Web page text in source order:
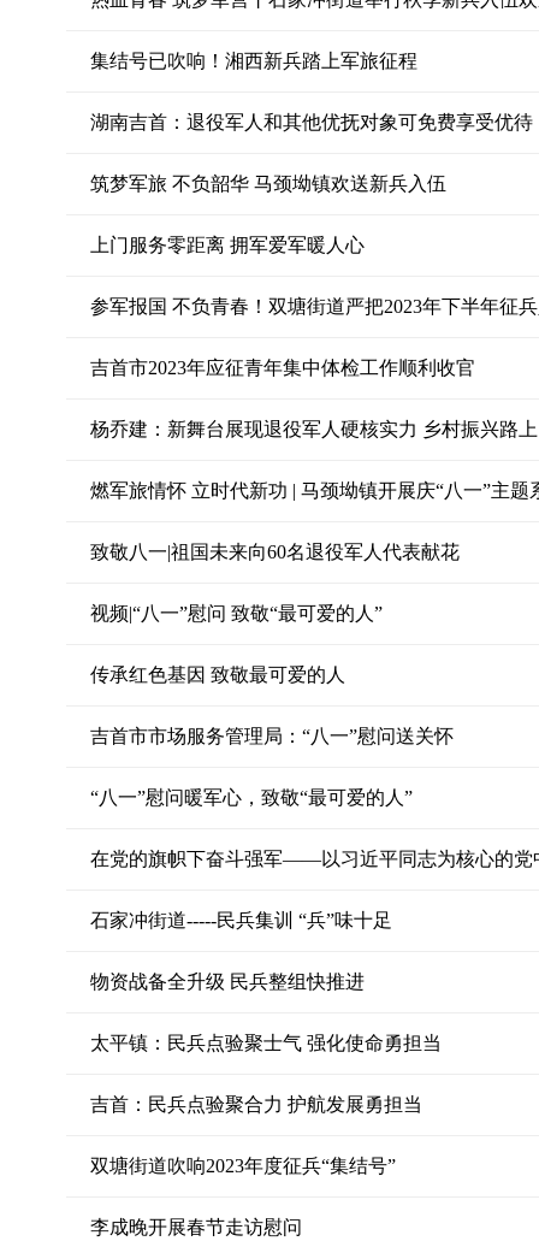
集结号已吹响！湘西新兵踏上军旅征程
湖南吉首：退役军人和其他优抚对象可免费享受优待
筑梦军旅 不负韶华 马颈坳镇欢送新兵入伍
上门服务零距离 拥军爱军暖人心
参军报国 不负青春！双塘街道严把2023年下半年征
吉首市2023年应征青年集中体检工作顺利收官
杨乔建：新舞台展现退役军人硬核实力 乡村振兴路
燃军旅情怀 立时代新功 | 马颈坳镇开展庆“八一”主题
致敬八一|祖国未来向60名退役军人代表献花
视频|“八一”慰问 致敬“最可爱的人”
传承红色基因 致敬最可爱的人
吉首市市场服务管理局：“八一”慰问送关怀
“八一”慰问暖军心，致敬“最可爱的人”
石家冲街道-----民兵集训 “兵”味十足
物资战备全升级 民兵整组快推进
太平镇：民兵点验聚士气 强化使命勇担当
吉首：民兵点验聚合力 护航发展勇担当
双塘街道吹响2023年度征兵“集结号”
李成晚开展春节走访慰问